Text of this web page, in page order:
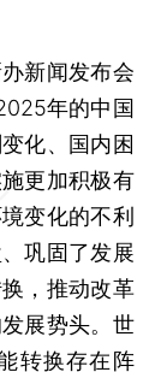
新闻发布会
年的中国
化、国内困
更加积极有
变化的不利
巩固了发展
，推动改革
展势头。世
转换存在阵